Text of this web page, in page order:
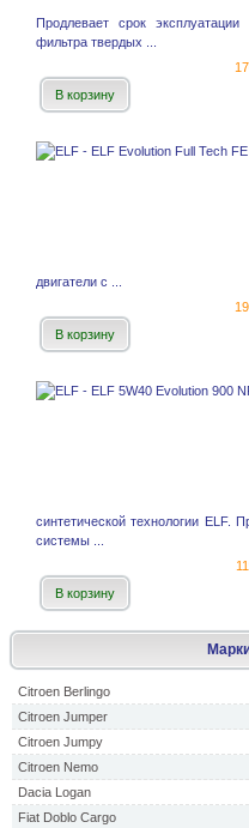
Citroen Berlingo
Citroen Jumper
Citroen Jumpy
Citroen Nemo
Dacia Logan
Fiat Doblo Cargo
Продлевает срок
фильтра твердых ...
В корзину
двигатели с ...
В корзину
синтетической технологии ELF.
системы ...
В корзину